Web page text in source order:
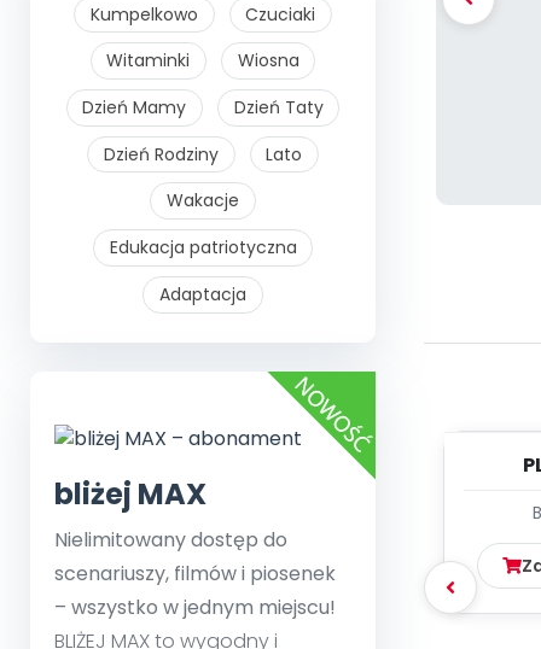
Kumpelkowo
Czuciaki
Witaminki
Wiosna
Dzień Mamy
Dzień Taty
Dzień Rodziny
Lato
Wakacje
Edukacja patriotyczna
Adaptacja
bliżej MAX
Nielimitowany dostęp do
scenariuszy, filmów i piosenek
– wszystko w jednym miejscu!
BLIŻEJ MAX to wygodny i